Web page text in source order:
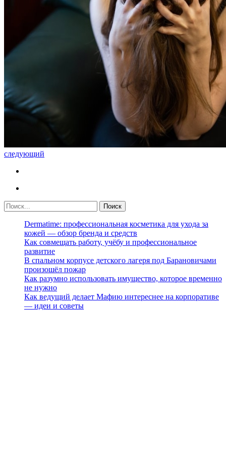
следующий
Dermatime: профессиональная косметика для ухода за
кожей — обзор бренда и средств
Как совмещать работу, учёбу и профессиональное
развитие
В спальном корпусе детского лагеря под Барановичами
произошёл пожар
Как разумно использовать имущество, которое временно
не нужно
Как ведущий делает Мафию интереснее на корпоративе
— идеи и советы